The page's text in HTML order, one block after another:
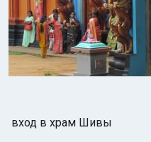
вход в храм Шивы